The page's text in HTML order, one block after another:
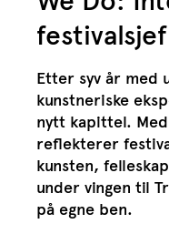
festivalsjef
Etter syv år med
kunstneriske
nytt kapittel.
reflekterer
kunsten,
under vingen til
på egne ben.